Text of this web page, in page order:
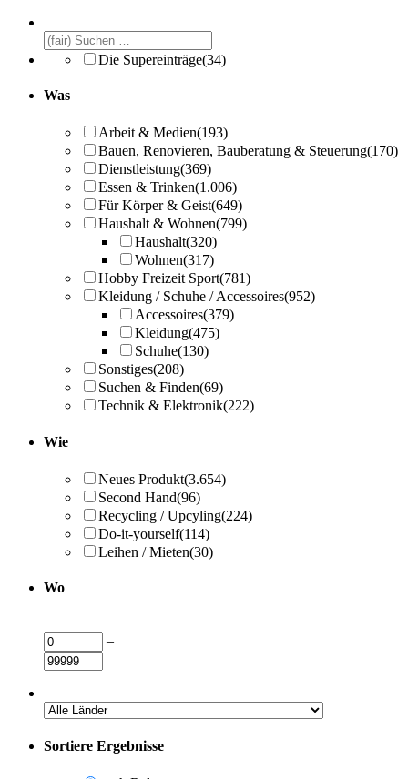
Die Supereinträge(34)
Was
Arbeit & Medien(193)
Bauen, Renovieren, Bauberatung & Steuerung(170)
Dienstleistung(369)
Essen & Trinken(1.006)
Für Körper & Geist(649)
Haushalt & Wohnen(799)
Haushalt(320)
Wohnen(317)
Hobby Freizeit Sport(781)
Kleidung / Schuhe / Accessoires(952)
Accessoires(379)
Kleidung(475)
Schuhe(130)
Sonstiges(208)
Suchen & Finden(69)
Technik & Elektronik(222)
Wie
Neues Produkt(3.654)
Second Hand(96)
Recycling / Upcyling(224)
Do-it-yourself(114)
Leihen / Mieten(30)
Wo
–
Sortiere Ergebnisse